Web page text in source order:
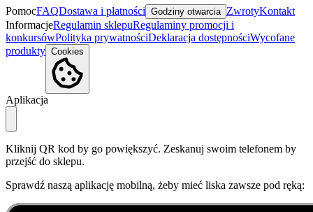
PomocFAQDostawa i płatności Godziny otwarcia ZwrotyKontakt
InformacjeRegulamin sklepuRegulaminy promocji i
konkursówPolityka prywatnościDeklaracja dostępnościWycofane
produkty Cookies
Aplikacja
Kliknij QR kod by go powiększyć. Zeskanuj swoim telefonem by
przejść do sklepu.
Sprawdź naszą aplikację mobilną, żeby mieć liska zawsze pod ręką: